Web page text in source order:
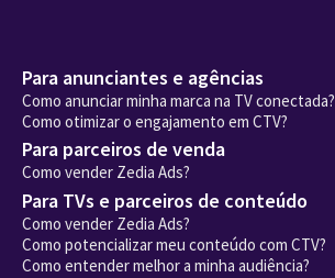
Para anunciantes e agências
Como anunciar minha marca na TV conectada?
Como otimizar o engajamento em CTV?
Para parceiros de venda
Como vender Zedia Ads?
Para TVs e parceiros de conteúdo
Como vender Zedia Ads?
Como potencializar meu conteúdo com CTV?
Como entender melhor a minha audiência?